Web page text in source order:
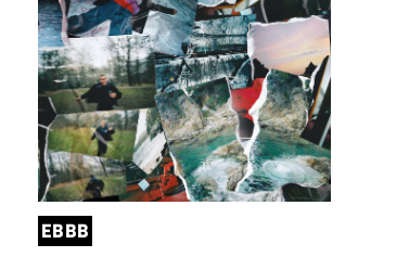
EBBB